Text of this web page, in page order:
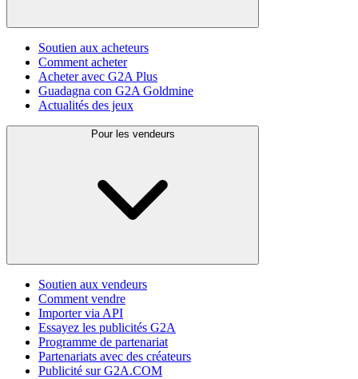
Soutien aux acheteurs
Comment acheter
Acheter avec G2A Plus
Guadagna con G2A Goldmine
Actualités des jeux
Pour les vendeurs
Soutien aux vendeurs
Comment vendre
Importer via API
Essayez les publicités G2A
Programme de partenariat
Partenariats avec des créateurs
Publicité sur G2A.COM